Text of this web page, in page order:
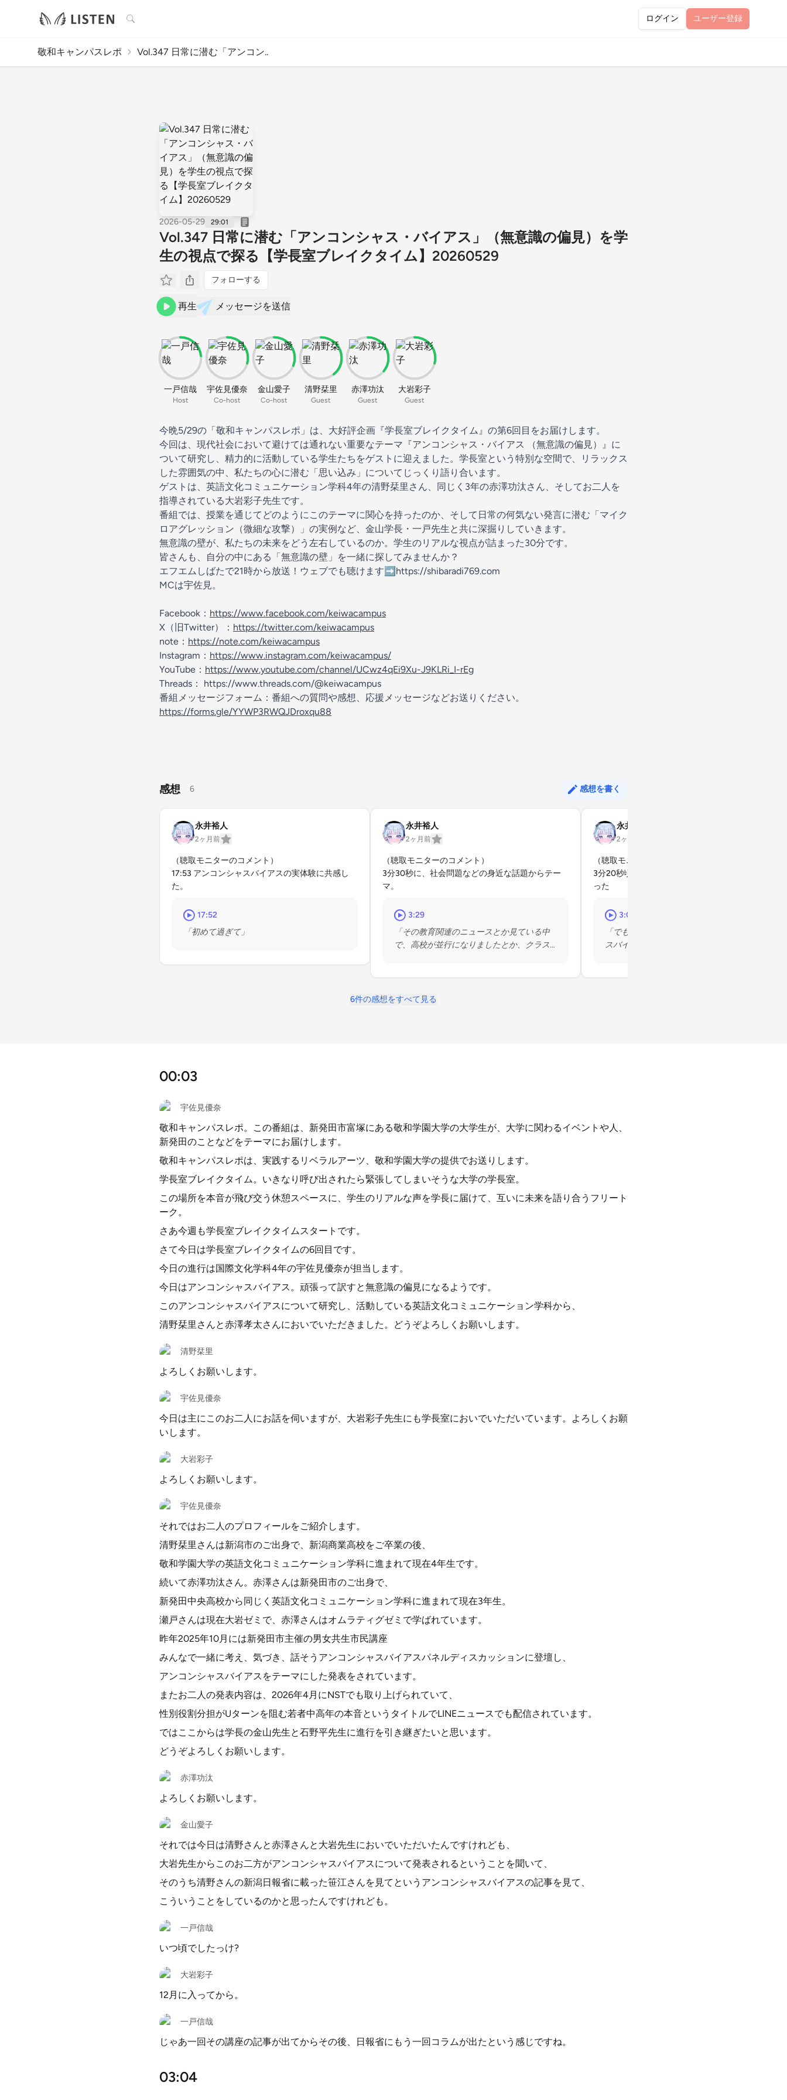
検索 ログイン ユーザー登録
敬和キャンパスレポ Vol.347 日常に潜む「アンコン..
2026-05-29 29:01
Vol.347 日常に潜む「アンコンシャス・バイアス」（無意識の偏見）を学
生の視点で探る【学長室ブレイクタイム】20260529
フォローする
再生 メッセージを送信
一戸信哉
Host
宇佐見優奈
Co-host
金山愛子
Co-host
清野栞里
Guest
赤澤功汰
Guest
大岩彩子
Guest
今晩5/29の「敬和キャンパスレポ」は、大好評企画『学長室ブレイクタイム』の第6回目をお届けします。
今回は、現代社会において避けては通れない重要なテーマ『アンコンシャス・バイアス （無意識の偏見）』に
ついて研究し、精力的に活動している学生たちをゲストに迎えました。学長室という特別な空間で、リラックス
した雰囲気の中、私たちの心に潜む「思い込み」についてじっくり語り合います。
ゲストは、英語文化コミュニケーション学科4年の清野栞里さん、同じく3年の赤澤功汰さん、そしてお二人を
指導されている大岩彩子先生です。
番組では、授業を通じてどのようにこのテーマに関心を持ったのか、そして日常の何気ない発言に潜む「マイク
ロアグレッション（微細な攻撃）」の実例など、金山学長・一戸先生と共に深掘りしていきます。
無意識の壁が、私たちの未来をどう左右しているのか。学生のリアルな視点が詰まった30分です。
皆さんも、自分の中にある「無意識の壁」を一緒に探してみませんか？
エフエムしばたで21時から放送！ウェブでも聴けます➡️https://shibaradi769.com
MCは宇佐見。
Facebook： https://www.facebook.com/keiwacampus
X（旧Twitter）： https://twitter.com/keiwacampus
note： https://note.com/keiwacampus
Instagram： https://www.instagram.com/keiwacampus/
YouTube： https://www.youtube.com/channel/UCwz4qEi9Xu-J9KLRi_I-rEg
Threads： https://www.threads.com/@keiwacampus
番組メッセージフォーム：番組への質問や感想、応援メッセージなどお送りください。
https://forms.gle/YYWP3RWQJDroxqu88
感想 6 感想を書く
永井裕人
2ヶ月前
（聴取モニターのコメント）
17:53 アンコンシャスバイアスの実体験に共感し
た。
17:52
「初めて過ぎて」
永井裕人
2ヶ月前
（聴取モニターのコメント）
3分30秒に、社会問題などの身近な話題からテー
マ。
3:29
「その教育関連のニュースとか見ている中
で、高校が並行になりましたとか、クラス
永井裕人
2ヶ月前
（聴取モニターのコメント）
3分20秒頃〜アンコンシャスバイアスに興味を持
った
3:06
「でもまずきっかけとして、アンコンシャ
スバイアスに興味を持った、関心を持った
6件の感想をすべて見る
00:03
宇佐見優奈
敬和キャンパスレポ。この番組は、新発田市富塚にある敬和学園大学の大学生が、大学に関わるイベントや人、
新発田のことなどをテーマにお届けします。
敬和キャンパスレポは、実践するリベラルアーツ、敬和学園大学の提供でお送りします。
学長室ブレイクタイム。いきなり呼び出されたら緊張してしまいそうな大学の学長室。
この場所を本音が飛び交う休憩スペースに、学生のリアルな声を学長に届けて、互いに未来を語り合うフリート
ーク。
さあ今週も学長室ブレイクタイムスタートです。
さて今日は学長室ブレイクタイムの6回目です。
今日の進行は国際文化学科4年の宇佐見優奈が担当します。
今日はアンコンシャスバイアス。頑張って訳すと無意識の偏見になるようです。
このアンコンシャスバイアスについて研究し、活動している英語文化コミュニケーション学科から、
清野栞里さんと赤澤孝太さんにおいでいただきました。どうぞよろしくお願いします。
清野栞里
よろしくお願いします。
宇佐見優奈
今日は主にこのお二人にお話を伺いますが、大岩彩子先生にも学長室においでいただいています。よろしくお願
いします。
大岩彩子
よろしくお願いします。
宇佐見優奈
それではお二人のプロフィールをご紹介します。
清野栞里さんは新潟市のご出身で、新潟商業高校をご卒業の後、
敬和学園大学の英語文化コミュニケーション学科に進まれて現在4年生です。
続いて赤澤功汰さん。赤澤さんは新発田市のご出身で、
新発田中央高校から同じく英語文化コミュニケーション学科に進まれて現在3年生。
瀬戸さんは現在大岩ゼミで、赤澤さんはオムラティグゼミで学ばれています。
昨年2025年10月には新発田市主催の男女共生市民講座
みんなで一緒に考え、気づき、話そうアンコンシャスバイアスパネルディスカッションに登壇し、
アンコンシャスバイアスをテーマにした発表をされています。
またお二人の発表内容は、2026年4月にNSTでも取り上げられていて、
性別役割分担がUターンを阻む若者中高年の本音というタイトルでLINEニュースでも配信されています。
ではここからは学長の金山先生と石野平先生に進行を引き継ぎたいと思います。
どうぞよろしくお願いします。
赤澤功汰
よろしくお願いします。
金山愛子
それでは今日は清野さんと赤澤さんと大岩先生においでいただいたんですけれども、
大岩先生からこのお二方がアンコンシャスバイアスについて発表されるということを聞いて、
そのうち清野さんの新潟日報省に載った笹江さんを見てというアンコンシャスバイアスの記事を見て、
こういうことをしているのかと思ったんですけれども。
一戸信哉
いつ頃でしたっけ?
大岩彩子
12月に入ってから。
一戸信哉
じゃあ一回その講座の記事が出てからその後、日報省にもう一回コラムが出たという感じですね。
03:04